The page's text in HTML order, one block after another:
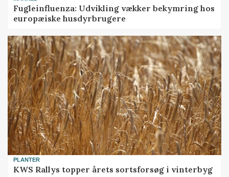
Fugleinfluenza: Udvikling vækker bekymring hos
europæiske husdyrbrugere
PLANTER
KWS Rallys topper årets sortsforsøg i vinterbyg